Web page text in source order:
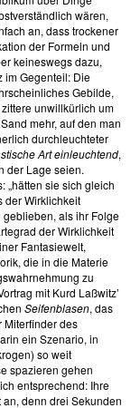
wären,
an, dass trockener
der Formeln und
keineswegs dazu,
im Gegenteil: Die
Gebilde,
unwillkürlich um
mehr, auf den man
durchleuchteter
Art einleuchtend,
der Lage seien.
„hätten sie sich gleich
der Wirklichkeit
als ihr Folge
der Wirklichkeit
Fantasiewelt,
die in die Materie
zu
mit Kurd Laßwitz’
Seifenblasen, das
Miterfinder des
ein Szenario, in
so weit
spazieren gehen
entsprechend: Ihre
denn drei Sekunden